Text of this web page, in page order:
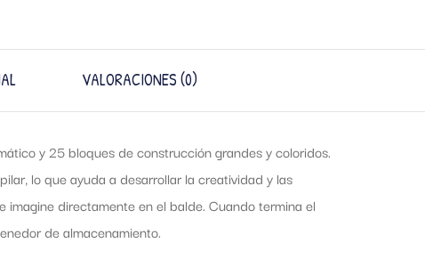
VALORACIONES (0)
y 25 bloques de construcción grandes y coloridos.
lo que ayuda a desarrollar la creatividad y las
directamente en el balde. Cuando termina el
de almacenamiento.